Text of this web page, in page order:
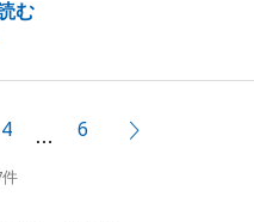
むたこと感謝申し上げま
ざいますが、最後まで
申し上げます。
4 … 6
件